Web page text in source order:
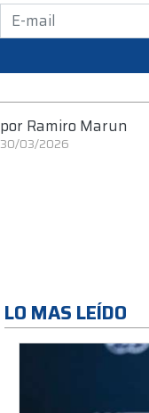
por Ramiro Marun
30/03/2026
LO MAS LEÍDO